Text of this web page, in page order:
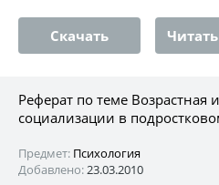
Скачать
Реферат по теме Возрастная
социализации в
Предмет: Психология
Добавлено:23.03.2010